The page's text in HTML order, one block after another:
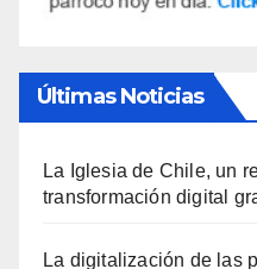
Últimas Noticias
La Iglesia de Chile, un
transformación digital
La digitalización de las